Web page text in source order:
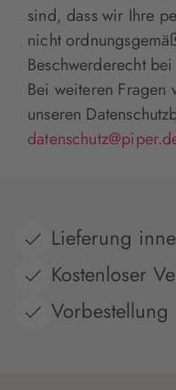
sind, dass wir Ihre
nicht
Beschwerderecht
Bei weiteren Fragen
unseren
Lieferung
Kostenloser